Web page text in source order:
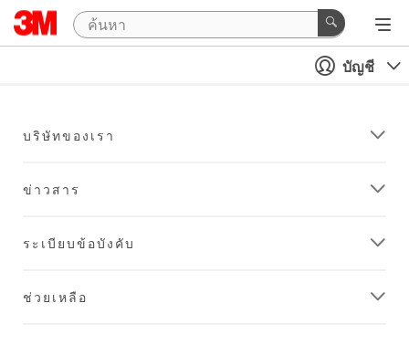
บัญชี
บริษัทของเรา
ข่าวสาร
ระเบียบข้อบังคับ
ช่วยเหลือ